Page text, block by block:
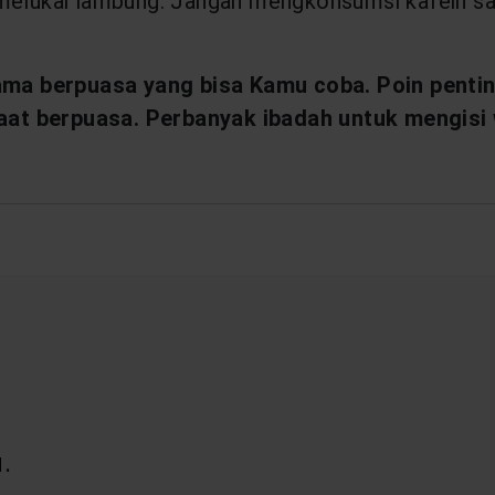
berpuasa yang bisa Kamu coba. Poin
berpuasa. Perbanyak ibadah untuk